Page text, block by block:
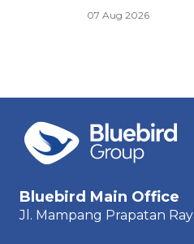
07 Aug 2026
Bluebird Main Office
Jl. Mampang Prapatan